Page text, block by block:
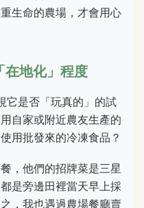
生命的農場，才會用心
在地化」程度
它是否「玩真的」的試
自家或附近農友生產的
用批發來的冷凍食品？
，他們的招牌菜是三星
是旁邊田裡當天早上採
，我也遇過農場餐廳賣